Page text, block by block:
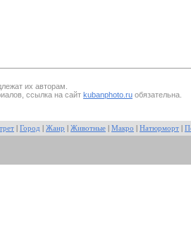
их авторам.
ссылка на сайт kubanphoto.ru обязательна.
Город Жанр Животные Макро Натюрморт